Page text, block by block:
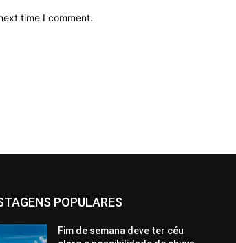
time I comment.
POPULARES
Fim de semana deve ter céu